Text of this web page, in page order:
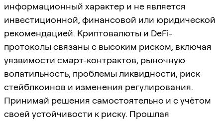
информационный характер и не является
инвестиционной, финансовой или юридической
рекомендацией. Криптовалюты и DeFi-
протоколы связаны с высоким риском, включая
уязвимости смарт-контрактов, рыночную
волатильность, проблемы ликвидности, риск
стейблкоинов и изменения регулирования.
Принимай решения самостоятельно и с учётом
своей устойчивости к риску. Прошлая